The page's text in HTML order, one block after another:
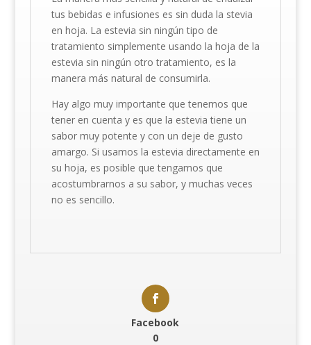
tus bebidas e infusiones es sin duda la stevia
en hoja. La estevia sin ningún tipo de
tratamiento simplemente usando la hoja de la
estevia sin ningún otro tratamiento, es la
manera más natural de consumirla.
Hay algo muy importante que tenemos que
tener en cuenta y es que la estevia tiene un
sabor muy potente y con un deje de gusto
amargo. Si usamos la estevia directamente en
su hoja, es posible que tengamos que
acostumbrarnos a su sabor, y muchas veces
no es sencillo.
Facebook
0